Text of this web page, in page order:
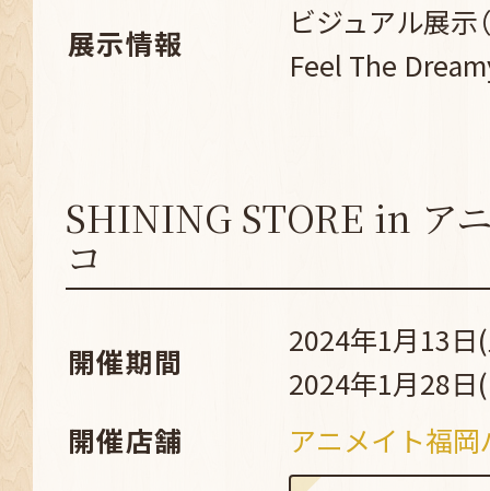
展示情報
ビジュアル展
Feel The
SHINING STORE in ア
コ
開催期間
2024年1月13日
2024年1月28日
開催店舗
アニメイト福岡